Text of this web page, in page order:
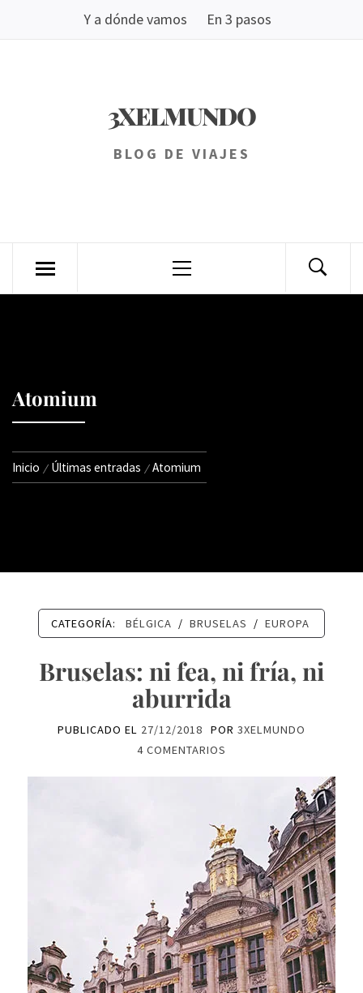
Y a dónde vamos En 3 pasos
3XELMUNDO
BLOG DE VIAJES
principal
Atomium
Inicio Últimas entradas Atomium
CATEGORÍA: BÉLGICA / BRUSELAS / EUROPA
Bruselas: ni fea, ni fría, ni
aburrida
PUBLICADO EL 27/12/2018 POR 3XELMUNDO
4 COMENTARIOS